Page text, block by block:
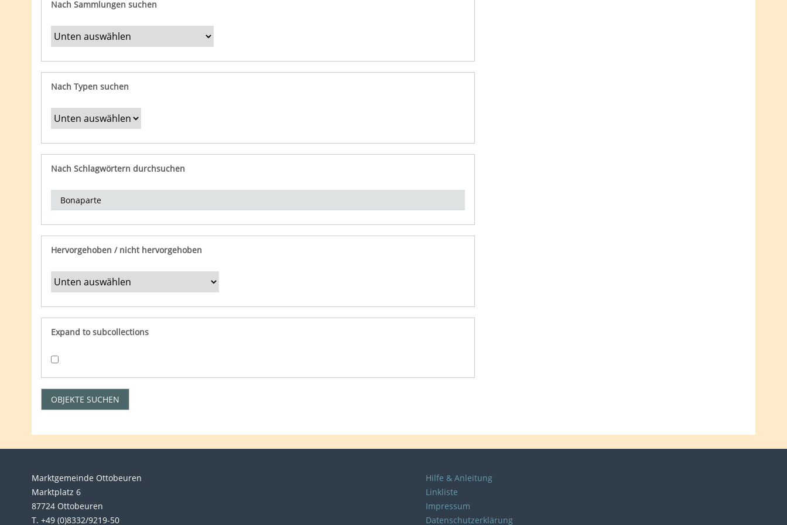
Nach Sammlungen suchen
Nach Typen suchen
Nach Schlagwörtern durchsuchen
Hervorgehoben / nicht hervorgehoben
Expand to subcollections
Marktgemeinde Ottobeuren
Marktplatz 6
87724 Ottobeuren
T. +49 (0)8332/9219-50
Hilfe & Anleitung
Linkliste
Impressum
Datenschutzerklärung